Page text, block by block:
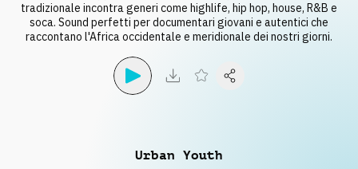
tradizionale incontra generi come highlife, hip hop, house, R&B e
soca. Sound perfetti per documentari giovani e autentici che
raccontano l'Africa occidentale e meridionale dei nostri giorni.
Urban Youth